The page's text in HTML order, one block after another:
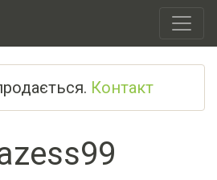
Контакт